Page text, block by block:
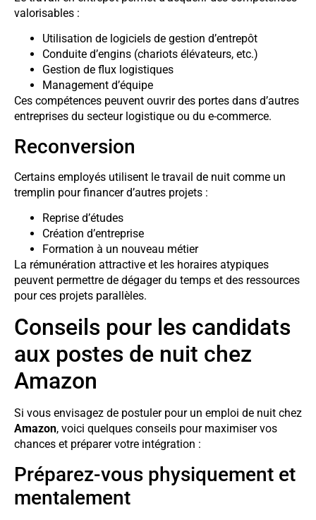
valorisables :
Utilisation de logiciels de gestion d’entrepôt
Conduite d’engins (chariots élévateurs, etc.)
Gestion de flux logistiques
Management d’équipe
Ces compétences peuvent ouvrir des portes dans d’autres
entreprises du secteur logistique ou du e-commerce.
Reconversion
Certains employés utilisent le travail de nuit comme un
tremplin pour financer d’autres projets :
Reprise d’études
Création d’entreprise
Formation à un nouveau métier
La rémunération attractive et les horaires atypiques
peuvent permettre de dégager du temps et des ressources
pour ces projets parallèles.
Conseils pour les candidats
aux postes de nuit chez
Amazon
Si vous envisagez de postuler pour un emploi de nuit chez
Amazon, voici quelques conseils pour maximiser vos
chances et préparer votre intégration :
Préparez-vous physiquement et
mentalement